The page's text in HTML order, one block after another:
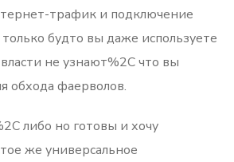
трафик и подключение
будто вы даже используете
не узнают%2C что вы
обхода фаерволов.
либо но готовы и хочу
же универсальное